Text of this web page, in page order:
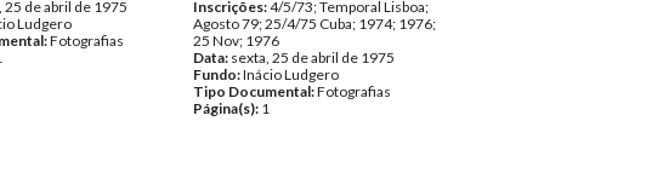
25 de abril de 1975
Ludgero
Fotografias
Inscrições:4/5/73; Temporal Lisboa;
Agosto 79; 25/4/75 Cuba; 1974; 1976;
25 Nov; 1976
Data: sexta, 25 de abril de 1975
Fundo:Inácio Ludgero
Tipo Documental:Fotografias
Página(s): 1